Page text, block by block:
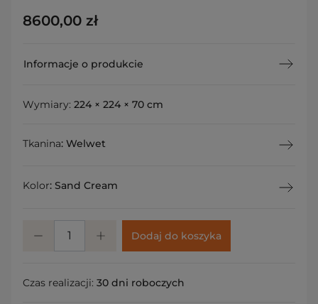
8600,00 zł
Informacje o produkcie
Wymiary: 224 × 224 × 70 cm
Tkanina: Welwet
Kolor: Sand Cream
Dodaj do koszyka
Czas realizacji: 30 dni roboczych